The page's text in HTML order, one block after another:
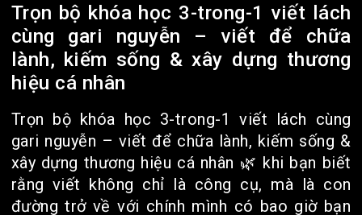
Trọn bộ khóa học 3-trong-1 viết lách
cùng gari nguyễn – viết để chữa
lành, kiếm sống & xây dựng thương
hiệu cá nhân
Trọn bộ khóa học 3-trong-1 viết lách cùng
gari nguyễn – viết để chữa lành, kiếm sống &
xây dựng thương hiệu cá nhân 🌿 khi bạn biết
rằng viết không chỉ là công cụ, mà là con
đường trở về với chính mình có bao giờ bạn